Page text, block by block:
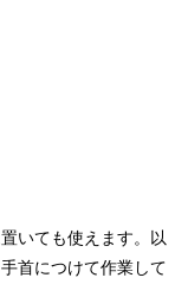
いても使えます。以
首につけて作業して